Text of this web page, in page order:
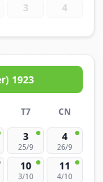
3 4
1923
T7 CN
3
25/9
4
26/9
10
3/10
11
4/10